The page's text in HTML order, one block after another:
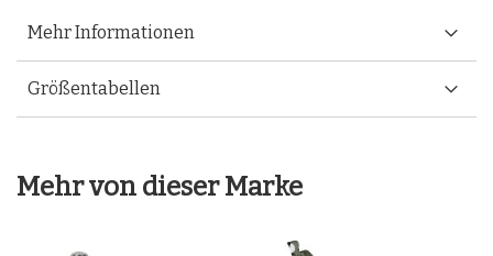
Mehr Informationen
Größentabellen
Mehr von dieser Marke